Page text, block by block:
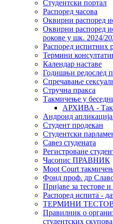
Студентски портал
Распоред часова
Оквирни распоред
Оквирни распоред
рокове у шк. 2024/
Распоред испитних
Термини
Календар наставе
Годишњи редослед
Спречавање
Стручна пракса
Такмичење у
АРХИВА -
Андроид
Студент продекан
Студентски
Савез студената
Регистроване
Часопис ПРАВНИК
Moot Court
Фонд проф. др
Пријаве за тестове
Распоред испита -
ТЕРМИНИ
Правилник о
студентских скупова